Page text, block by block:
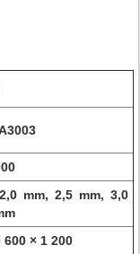
mm, 2,5 mm, 3,0
600 × 1 200